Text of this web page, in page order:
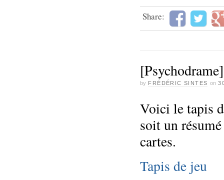
Share:
by FRÉDÉRIC SINTES on
Voici le tapis
soit un
cartes.
Tapis de jeu